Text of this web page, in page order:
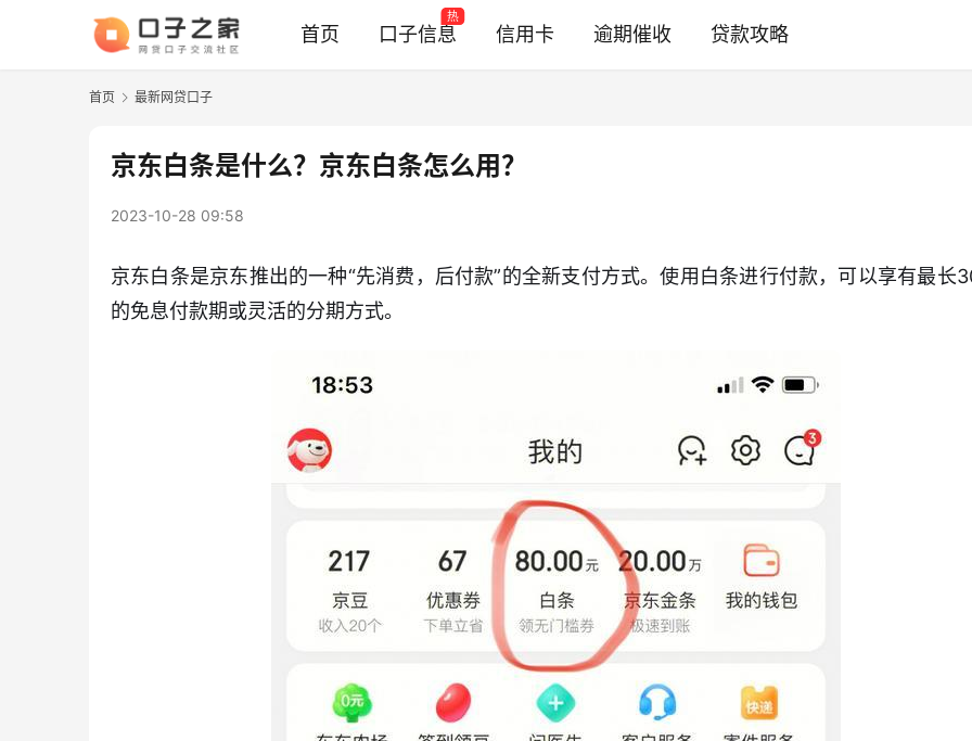
首页 口子信息
热
信用卡 逾期催收 贷款攻略
首页 最新网贷口子
京东白条是什么？京东白条怎么用？
2023-10-28 09:58
京东白条是京东推出的一种“先消费，后付款”的全新支付方式。使用白条进行付款，可以享有最长
的免息付款期或灵活的分期方式。